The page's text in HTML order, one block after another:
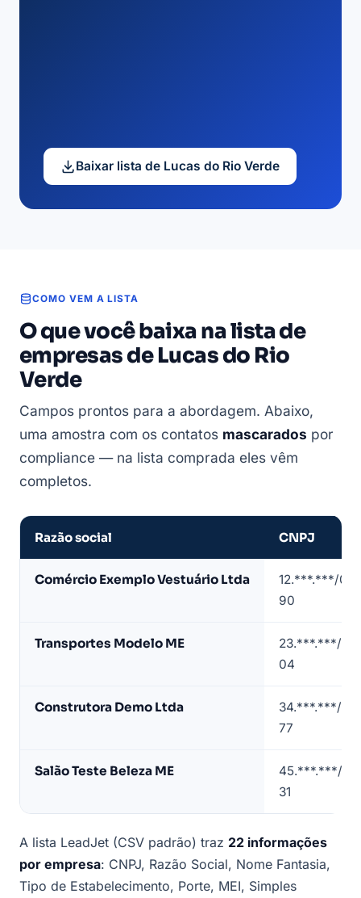
Baixar lista de Lucas do Rio Verde
COMO VEM A LISTA
O que você baixa na lista de
empresas de Lucas do Rio
Verde
Campos prontos para a abordagem. Abaixo,
uma amostra com os contatos mascarados por
compliance — na lista comprada eles vêm
completos.
empresas
(contatos
Razão social CNPJ
Comércio Exemplo Vestuário Ltda
12.***.***/
90
Transportes Modelo ME
23.***.***/
04
Construtora Demo Ltda
34.***.***/
77
Salão Teste Beleza ME
45.***.***/
31
A lista LeadJet (CSV padrão) traz 22 informações
por empresa: CNPJ, Razão Social, Nome Fantasia,
Tipo de Estabelecimento, Porte, MEI, Simples